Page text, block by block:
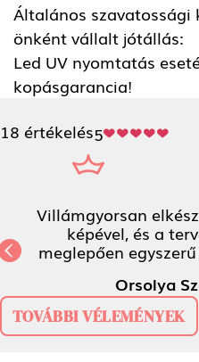
Általános szavatossági
önként vállalt jótállás:
Led UV nyomtatás
kopásgarancia!
18 értékelés5
Villámgyorsan
képével, és a
meglepően
Orsolya
Previous
TOVÁBBI VÉLEMÉNYEK